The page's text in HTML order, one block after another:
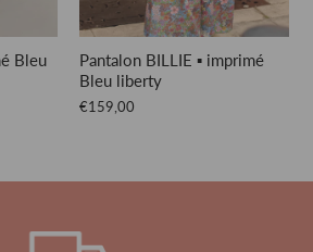
Bleu
Pantalon BILLIE ▪ imprimé
Bleu liberty
€159,00